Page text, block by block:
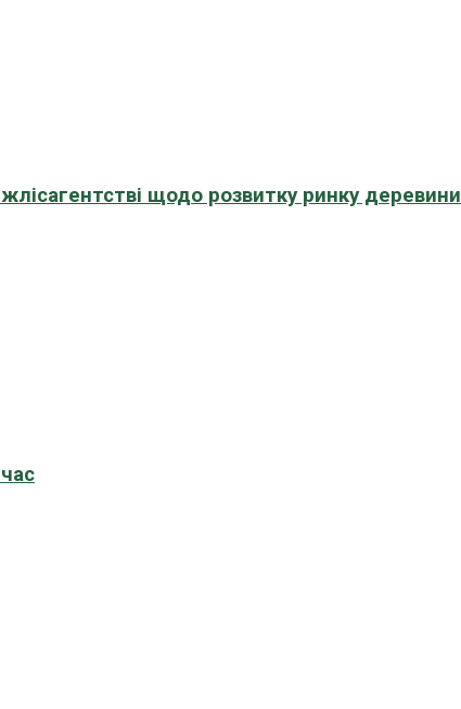
щодо розвитку ринку деревини